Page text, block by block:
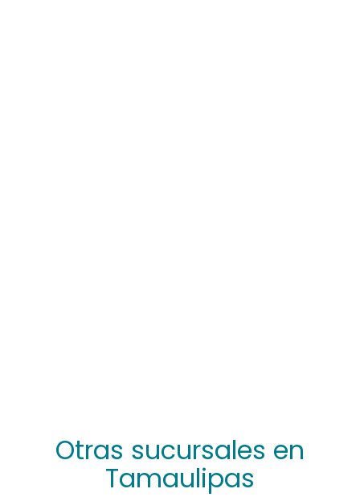
Otras sucursales en
Tamaulipas